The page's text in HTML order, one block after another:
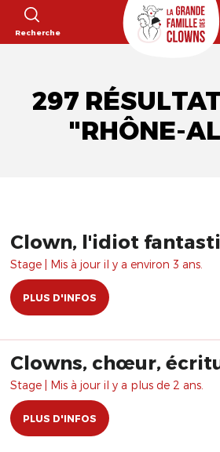
Recherche
297
"RHÔNE-
Clown, l'idiot
Stage | Mis à jour il y a environ 3 ans.
PLUS D'INFOS
Clowns, chœur,
Stage | Mis à jour il y a plus de 2 ans.
PLUS D'INFOS